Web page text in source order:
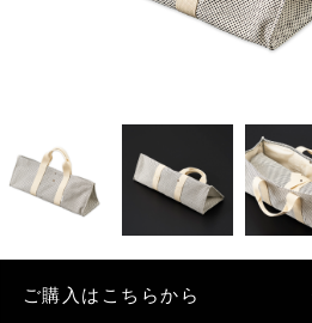
ご購入はこちらから